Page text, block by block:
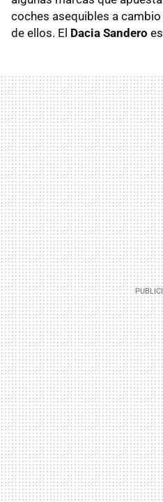
coches asequibles a
de ellos. El Dacia Sandero